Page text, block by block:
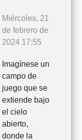
Miércoles, 21
de febrero de
2024 17:55
Imagínese un
campo de
juego que se
extiende bajo
el cielo
abierto,
donde la